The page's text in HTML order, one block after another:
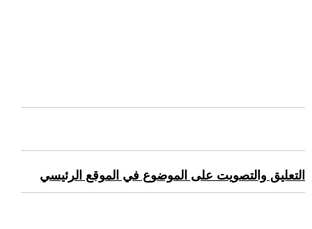
التعليق والتصويت على الموضوع في الموقع الرئيسي